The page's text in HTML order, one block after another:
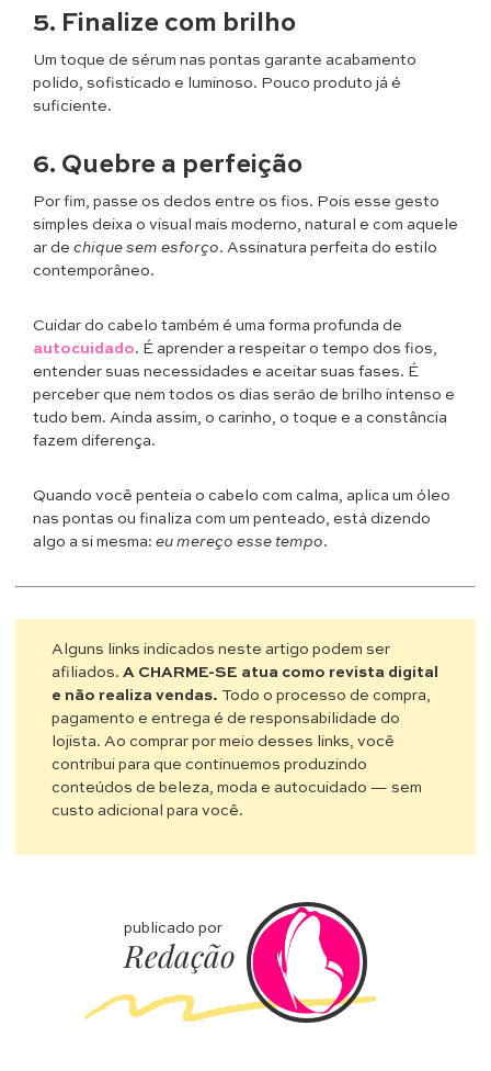
5. Finalize com brilho
Um toque de sérum nas pontas garante acabamento
polido, sofisticado e luminoso. Pouco produto já é
suficiente.
6. Quebre a perfeição
Por fim, passe os dedos entre os fios. Pois esse gesto
simples deixa o visual mais moderno, natural e com aquele
ar de chique sem esforço. Assinatura perfeita do estilo
contemporâneo.
Cuidar do cabelo também é uma forma profunda de
autocuidado. É aprender a respeitar o tempo dos fios,
entender suas necessidades e aceitar suas fases. É
perceber que nem todos os dias serão de brilho intenso e
tudo bem. Ainda assim, o carinho, o toque e a constância
fazem diferença.
Quando você penteia o cabelo com calma, aplica um óleo
nas pontas ou finaliza com um penteado, está dizendo
algo a si mesma: eu mereço esse tempo.
Alguns links indicados neste artigo podem ser
afiliados.A CHARME-SE atua como revista digital
e não realiza vendas. Todo o processo de compra,
pagamento e entrega é de responsabilidade do
lojista. Ao comprar por meio desses links, você
contribui para que continuemos produzindo
conteúdos de beleza, moda e autocuidado — sem
custo adicional para você.
publicado por
Redação